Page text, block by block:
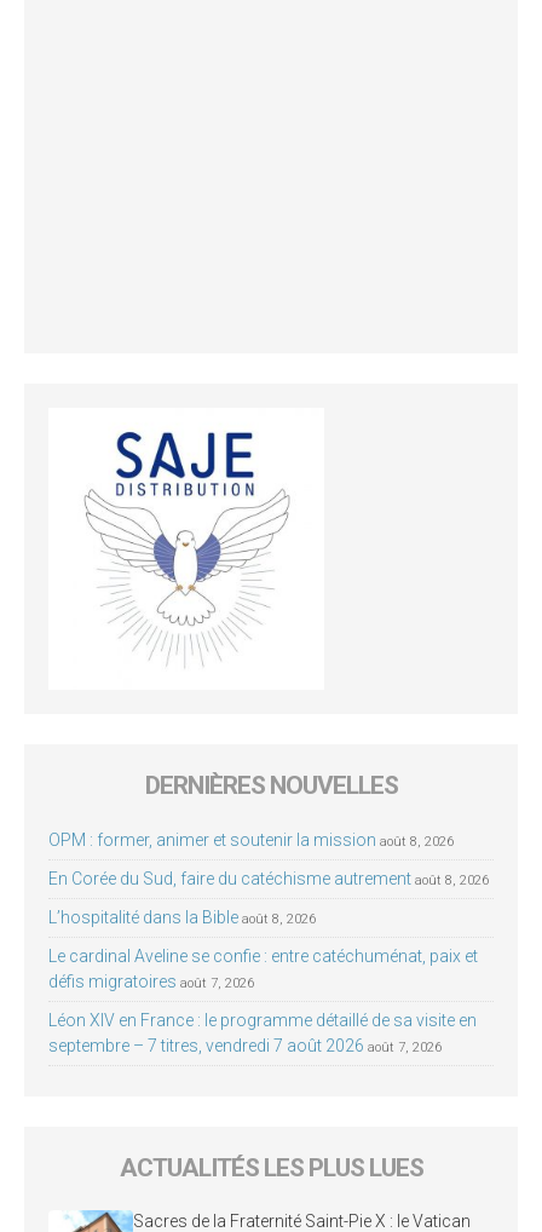
DERNIÈRES NOUVELLES
OPM : former, animer et soutenir la mission août 8, 2026
En Corée du Sud, faire du catéchisme autrement août 8, 2026
L’hospitalité dans la Bible août 8, 2026
Le cardinal Aveline se confie : entre catéchuménat, paix et
défis migratoires août 7, 2026
Léon XIV en France : le programme détaillé de sa visite en
septembre – 7 titres, vendredi 7 août 2026 août 7, 2026
ACTUALITÉS LES PLUS LUES
Sacres de la Fraternité Saint-Pie X : le Vatican